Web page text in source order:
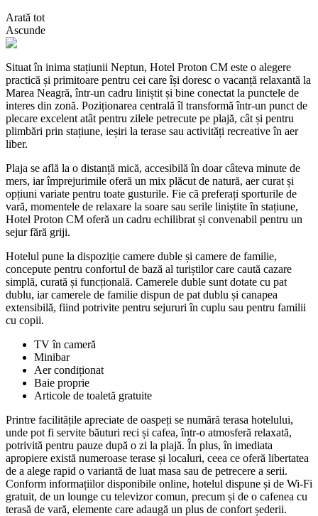
Arată tot
Ascunde
Situat în inima stațiunii Neptun, Hotel Proton CM este o alegere
practică și primitoare pentru cei care își doresc o vacanță relaxantă la
Marea Neagră, într-un cadru liniștit și bine conectat la punctele de
interes din zonă. Poziționarea centrală îl transformă într-un punct de
plecare excelent atât pentru zilele petrecute pe plajă, cât și pentru
plimbări prin stațiune, ieșiri la terase sau activități recreative în aer
liber.
Plaja se află la o distanță mică, accesibilă în doar câteva minute de
mers, iar împrejurimile oferă un mix plăcut de natură, aer curat și
opțiuni variate pentru toate gusturile. Fie că preferați sporturile de
vară, momentele de relaxare la soare sau serile liniștite în stațiune,
Hotel Proton CM oferă un cadru echilibrat și convenabil pentru un
sejur fără griji.
Hotelul pune la dispoziție camere duble și camere de familie,
concepute pentru confortul de bază al turiștilor care caută cazare
simplă, curată și funcțională. Camerele duble sunt dotate cu pat
dublu, iar camerele de familie dispun de pat dublu și canapea
extensibilă, fiind potrivite pentru sejururi în cuplu sau pentru familii
cu copii.
TV în cameră
Minibar
Aer condiționat
Baie proprie
Articole de toaletă gratuite
Printre facilitățile apreciate de oaspeți se numără terasa hotelului,
unde pot fi servite băuturi reci și cafea, într-o atmosferă relaxată,
potrivită pentru pauze după o zi la plajă. În plus, în imediata
apropiere există numeroase terase și localuri, ceea ce oferă libertatea
de a alege rapid o variantă de luat masa sau de petrecere a serii.
Conform informațiilor disponibile online, hotelul dispune și de Wi-Fi
gratuit, de un lounge cu televizor comun, precum și de o cafenea cu
terasă de vară, elemente care adaugă un plus de confort șederii.